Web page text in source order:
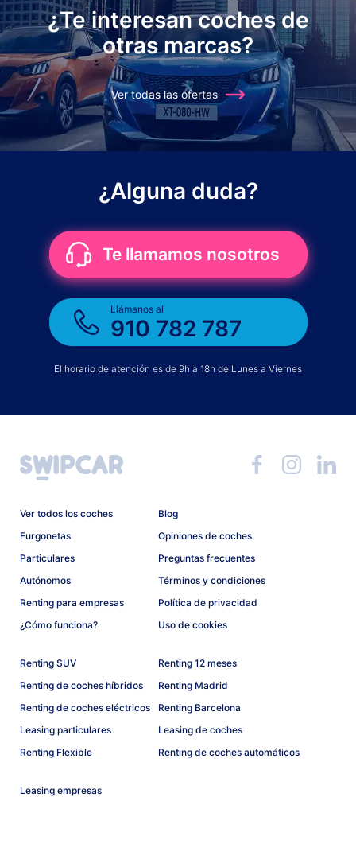
¿Te interesan coches de
otras marcas?
Ver todas las ofertas
¿Alguna duda?
Te llamamos nosotros
Llámanos al
910 782 787
El horario de atención es de 9h a 18h de Lunes a Viernes
Ver todos los coches
Furgonetas
Particulares
Autónomos
Renting para empresas
¿Cómo funciona?
Blog
Opiniones de coches
Preguntas frecuentes
Términos y condiciones
Política de privacidad
Uso de cookies
Renting SUV
Renting de coches híbridos
Renting de coches eléctricos
Leasing particulares
Renting Flexible
Renting 12 meses
Renting Madrid
Renting Barcelona
Leasing de coches
Renting de coches automáticos
Leasing empresas